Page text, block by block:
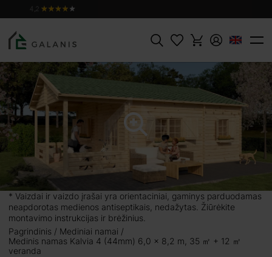
Paieška
* Vaizdai ir vaizdo įrašai yra orientaciniai, gaminys parduodamas
neapdorotas medienos antiseptikais, nedažytas. Žiūrėkite
montavimo instrukcijas ir brėžinius.
Pagrindinis
Mediniai namai
Medinis namas Kalvia 4 (44mm) 6,0 x 8,2 m, 35 ㎡ + 12 ㎡
veranda
KALVIA 4, sienojai 44 mm
14639 €
PIRKINIŲ
12 ㎡
turi jaukią 12
ore. Vidinė
įrengti kaip
medienos,
stogu,
Namus
ar kaip svečių